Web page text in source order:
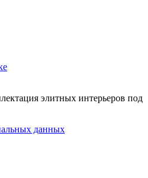
элитных интерьеров под
данных